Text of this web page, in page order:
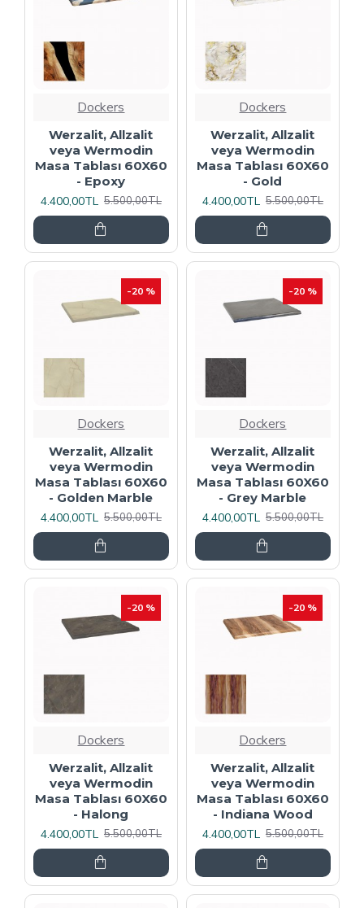
Dockers
Werzalit, Allzalit
veya Wermodin
Masa Tablası 60X60
- Epoxy
4.400,00TL 5.500,00TL
Dockers
Werzalit, Allzalit
veya Wermodin
Masa Tablası 60X60
- Gold
4.400,00TL 5.500,00TL
-20 %
Dockers
Werzalit, Allzalit
veya Wermodin
Masa Tablası 60X60
- Golden Marble
4.400,00TL 5.500,00TL
-20 %
Dockers
Werzalit, Allzalit
veya Wermodin
Masa Tablası 60X60
- Grey Marble
4.400,00TL 5.500,00TL
-20 %
Dockers
Werzalit, Allzalit
veya Wermodin
Masa Tablası 60X60
- Halong
4.400,00TL 5.500,00TL
-20 %
Dockers
Werzalit, Allzalit
veya Wermodin
Masa Tablası 60X60
- Indiana Wood
4.400,00TL 5.500,00TL